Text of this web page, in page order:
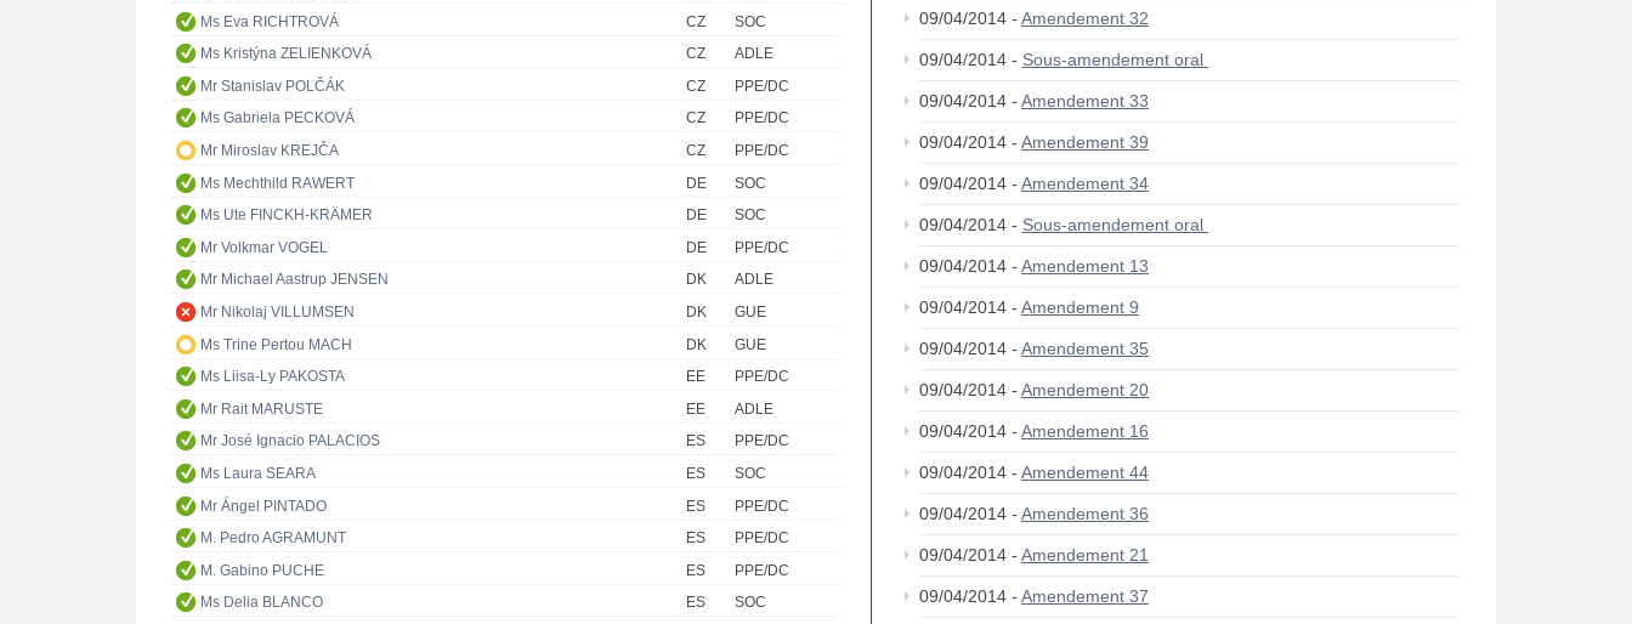
Ms Eva RICHTROVÁ
CZ
SOC
Ms Kristýna ZELIENKOVÁ
CZ
ADLE
Mr Stanislav POLČÁK
CZ
PPE/DC
Ms Gabriela PECKOVÁ
CZ
PPE/DC
Mr Miroslav KREJČA
CZ
PPE/DC
Ms Mechthild RAWERT
DE
SOC
Ms Ute FINCKH-KRÄMER
DE
SOC
Mr Volkmar VOGEL
DE
PPE/DC
Mr Michael Aastrup JENSEN
DK
ADLE
Mr Nikolaj VILLUMSEN
DK
GUE
Ms Trine Pertou MACH
DK
GUE
Ms Liisa-Ly PAKOSTA
EE
PPE/DC
Mr Rait MARUSTE
EE
ADLE
Mr José Ignacio PALACIOS
ES
PPE/DC
Ms Laura SEARA
ES
SOC
Mr Ángel PINTADO
ES
PPE/DC
M. Pedro AGRAMUNT
ES
PPE/DC
M. Gabino PUCHE
ES
PPE/DC
Ms Delia BLANCO
ES
SOC
09/04/2014 - Amendement 32
09/04/2014 - Sous-amendement oral
09/04/2014 - Amendement 33
09/04/2014 - Amendement 39
09/04/2014 - Amendement 34
09/04/2014 - Sous-amendement oral
09/04/2014 - Amendement 13
09/04/2014 - Amendement 9
09/04/2014 - Amendement 35
09/04/2014 - Amendement 20
09/04/2014 - Amendement 16
09/04/2014 - Amendement 44
09/04/2014 - Amendement 36
09/04/2014 - Amendement 21
09/04/2014 - Amendement 37